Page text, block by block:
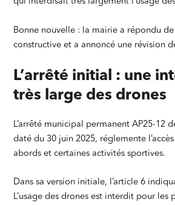
Bonne nouvelle : la mairie a répondu
constructive et a annoncé une révision
L’arrêté initial : une
très large des drones
L’arrêté municipal permanent AP25-12
daté du 30 juin 2025, réglemente
abords et certaines activités sportives.
Dans sa version initiale, l’article 6
L’usage des drones est interdit pour les